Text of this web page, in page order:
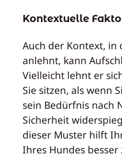
Kontextuelle
Auch der Kontext, in
anlehnt, kann
Vielleicht lehnt er
Sie sitzen, als wenn
sein Bedürfnis nach
Sicherheit
dieser Muster hilft
Ihres Hundes besser